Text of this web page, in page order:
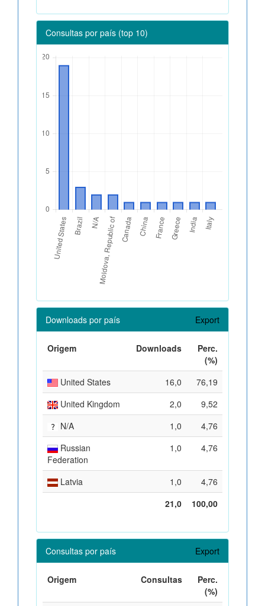
Consultas por país (top 10)
Downloads por país Export
Origem Downloads
Perc.
(%)
United States
16,0
76,19
United Kingdom
2,0
9,52
N/A
1,0
4,76
Russian
Federation
1,0 4,76
Latvia 1,0
4,76
21,0
100,00
Consultas por país Export
Origem Consultas
Perc.
(%)